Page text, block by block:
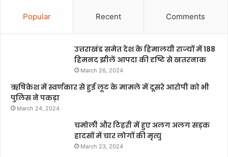
Popular Recent Comments
उत्तराखंड समेत देश के हिमालयी राज्यों में 188
हिमनद झीलें आपदा की दृष्टि से खतरनाक
March 26, 2024
ऋषिकेश में स्वर्णकार से हुई लूट के मामले में दूसरे आरोपी को भी
पुलिस ने पकड़ा
March 24, 2024
चमोली और टिहरी में हुए अलग अलग सड़क
हादसों में चार लोगों की मृत्यु
March 23, 2024